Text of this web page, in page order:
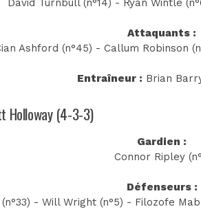
David Turnbull (n°14) - Ryan Wintle
Attaquants :
Ashford (n°45) - Callum Robinson
Entraîneur : Brian
Holloway (4-3-3)
Gardien :
Connor Ripley
Défenseurs :
- Will Wright (n°5) - Filozofe